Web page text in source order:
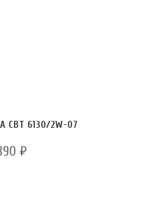
CBT 6130/2W-07
₽